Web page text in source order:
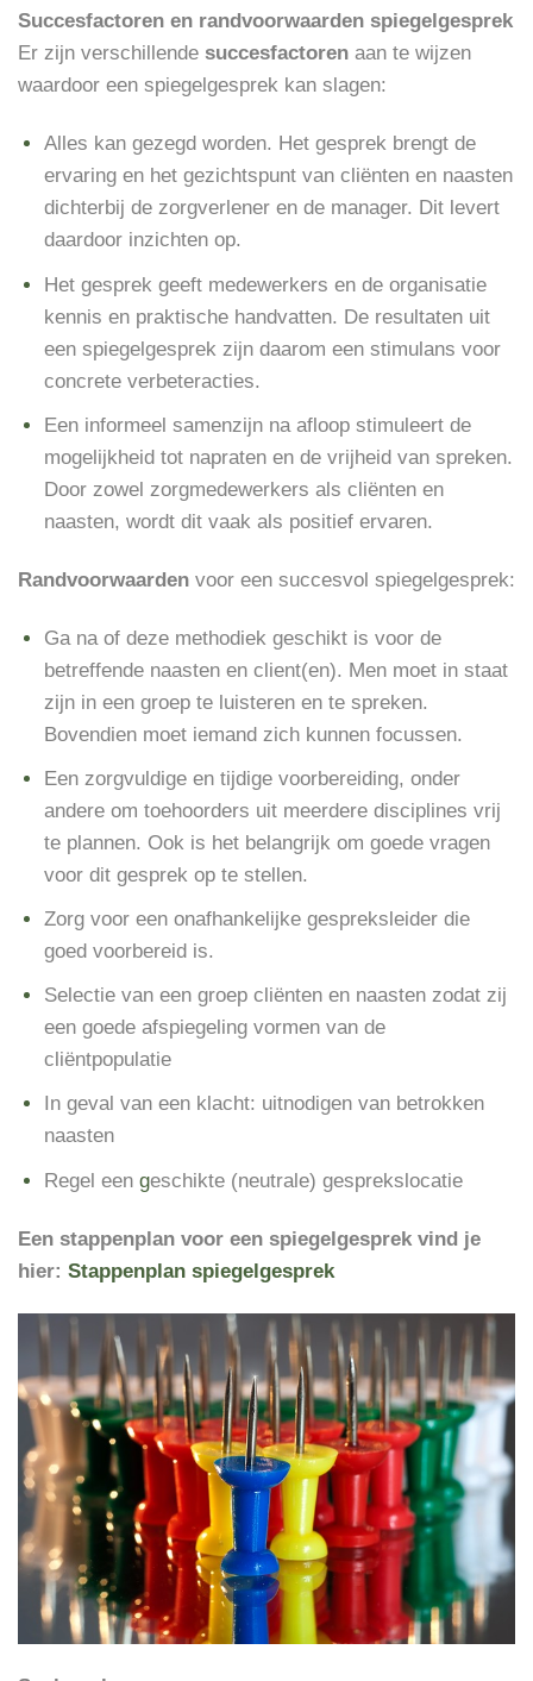
Succesfactoren en randvoorwaarden spiegelgesprek
Er zijn verschillende succesfactoren aan te wijzen
waardoor een spiegelgesprek kan slagen:
Alles kan gezegd worden. Het gesprek brengt de
ervaring en het gezichtspunt van cliënten en naasten
dichterbij de zorgverlener en de manager. Dit levert
daardoor inzichten op.
Het gesprek geeft medewerkers en de organisatie
kennis en praktische handvatten. De resultaten uit
een spiegelgesprek zijn daarom een stimulans voor
concrete verbeteracties.
Een informeel samenzijn na afloop stimuleert de
mogelijkheid tot napraten en de vrijheid van spreken.
Door zowel zorgmedewerkers als cliënten en
naasten, wordt dit vaakals positief ervaren.
Randvoorwaarden voor een succesvol spiegelgesprek:
Ga na of deze methodiek geschikt is voor de
betreffende naasten en client(en). Men moet in staat
zijn in een groep te luisteren en te spreken.
Bovendien moet iemand zich kunnen focussen.
Een zorgvuldige en tijdige voorbereiding, onder
andere om toehoorders uit meerdere disciplines vrij
te plannen. Ook is het belangrijk om goede vragen
voor dit gesprek op te stellen.
Zorg voor een onafhankelijke gespreksleider die
goed voorbereid is.
Selectie van een groep cliënten en naasten zodat zij
een goede afspiegeling vormen van de
cliëntpopulatie
In geval van een klacht: uitnodigen van betrokken
naasten
Regel een geschikte (neutrale) gesprekslocatie
Een stappenplan voor een spiegelgesprek vind je
hier: Stappenplan spiegelgesprek